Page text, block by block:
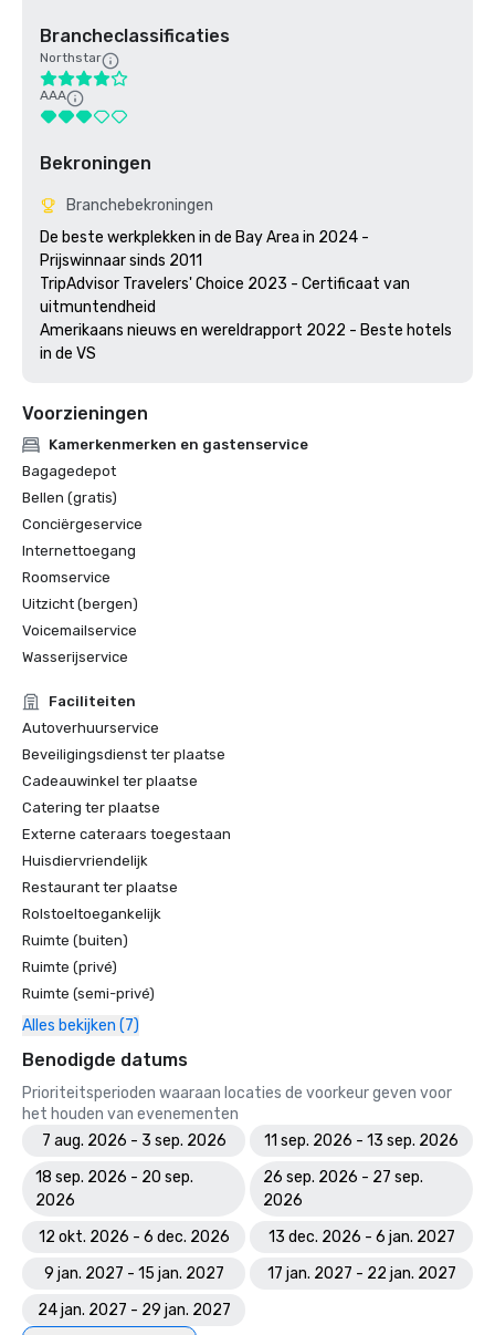
Brancheclassificaties
Northstar
AAA
Bekroningen
Branchebekroningen
De beste werkplekken in de Bay Area in 2024 -
Prijswinnaar sinds 2011
TripAdvisor Travelers' Choice 2023 - Certificaat van
uitmuntendheid
Amerikaans nieuws en wereldrapport 2022 - Beste hotels
in de VS
Voorzieningen
Kamerkenmerken en gastenservice
Bagagedepot
Bellen (gratis)
Conciërgeservice
Internettoegang
Roomservice
Uitzicht (bergen)
Voicemailservice
Wasserijservice
Faciliteiten
Autoverhuurservice
Beveiligingsdienst ter plaatse
Cadeauwinkel ter plaatse
Catering ter plaatse
Externe cateraars toegestaan
Huisdiervriendelijk
Restaurant ter plaatse
Rolstoeltoegankelijk
Ruimte (buiten)
Ruimte (privé)
Ruimte (semi-privé)
Alles bekijken (7)
Benodigde datums
Prioriteitsperioden waaraan locaties de voorkeur geven voor
het houden van evenementen
7 aug. 2026 - 3 sep. 2026
11 sep. 2026 - 13 sep. 2026
18 sep. 2026 - 20 sep.
2026
26 sep. 2026 - 27 sep.
2026
12 okt. 2026 - 6 dec. 2026
13 dec. 2026 - 6 jan. 2027
9 jan. 2027 - 15 jan. 2027
17 jan. 2027 - 22 jan. 2027
24 jan. 2027 - 29 jan. 2027